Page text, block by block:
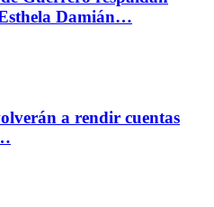
Damián…
a rendir cuentas